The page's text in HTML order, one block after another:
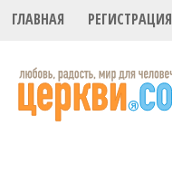
ГЛАВНАЯ РЕГИСТРАЦИЯ